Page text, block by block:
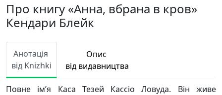
Про книгу «Анна, вбрана в кров»
Кендари Блейк
Анотація
від Knizhki
Опис
від видавництва
Повне ім’я Каса Тезей Кассіо Ловуда. Він живе